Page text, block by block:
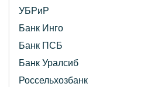
УБРиР
Банк Инго
Банк ПСБ
Банк Уралсиб
Россельхозбанк